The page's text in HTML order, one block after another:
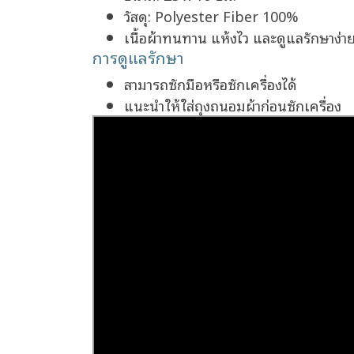
วัสดุ: Polyester Fiber 100%
เนื้อผ้าทนทาน แห้งไว และดูแลรักษาง่า
การดูแลรักษา
สามารถซักมือหรือซักเครื่องได้
แนะนำให้ใส่ถุงถนอมผ้าก่อนซักเครื่อง